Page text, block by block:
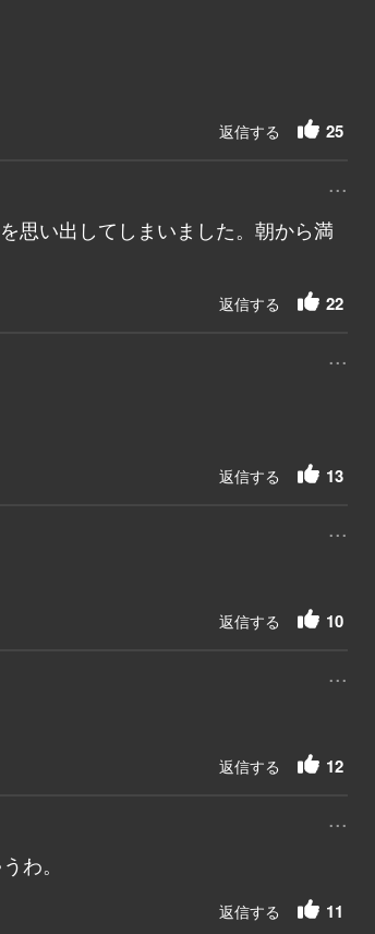
25
返信する
...
思い出してしまいました。朝から満
22
返信する
...
13
返信する
...
10
返信する
...
12
返信する
...
わ。
11
返信する